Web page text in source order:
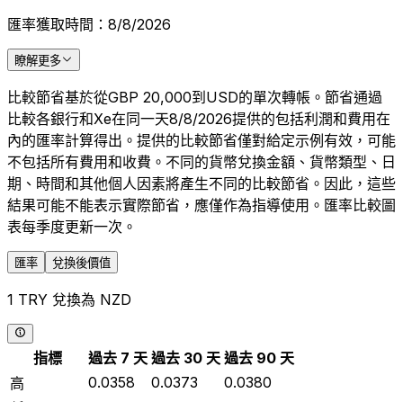
匯率獲取時間：8/8/2026
瞭解更多
比較節省基於從GBP 20,000到USD的單次轉帳。節省通過
比較各銀行和Xe在同一天8/8/2026提供的包括利潤和費用在
內的匯率計算得出。提供的比較節省僅對給定示例有效，可能
不包括所有費用和收費。不同的貨幣兌換金額、貨幣類型、日
期、時間和其他個人因素將產生不同的比較節省。因此，這些
結果可能不能表示實際節省，應僅作為指導使用。匯率比較圖
表每季度更新一次。
匯率 兌換後價值
1 TRY 兌換為 NZD
指標 過去 7 天 過去 30 天 過去 90 天
高
0.0358 0.0373
0.0380